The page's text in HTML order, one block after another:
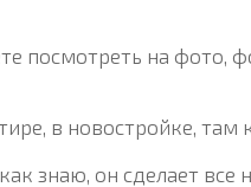
посмотреть на фото,
в новостройке, там
знаю, он сделает все